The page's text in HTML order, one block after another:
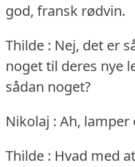
god, fransk rødvin.
Thilde : Nej, det er
noget til deres nye
sådan noget?
Nikolaj : Ah, lamper
Thilde : Hvad med